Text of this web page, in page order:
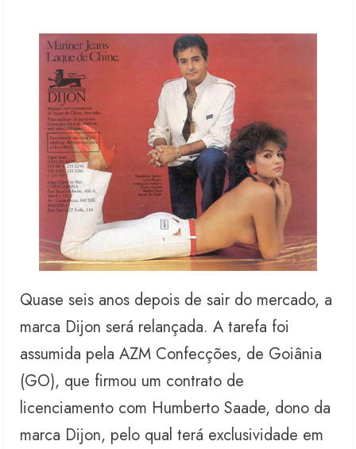
Quase seis anos depois de sair do mercado, a
marca Dijon será relançada. A tarefa foi
assumida pela AZM Confecções, de Goiânia
(GO), que firmou um contrato de
licenciamento com Humberto Saade, dono da
marca Dijon, pelo qual terá exclusividade em